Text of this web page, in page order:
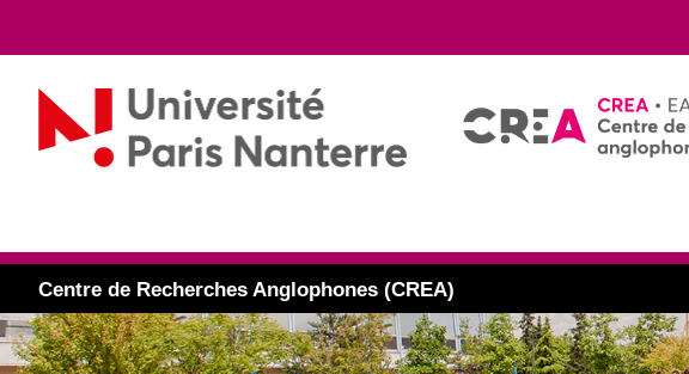
Centre de Recherches Anglophones (CREA)